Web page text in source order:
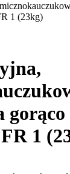
1 (23kg)
gorąco
1